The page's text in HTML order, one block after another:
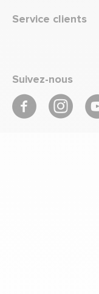
Service clients
Suivez-nous